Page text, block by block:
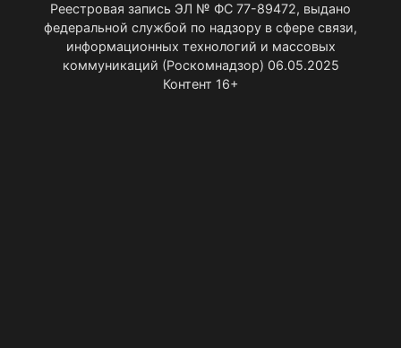
Реестровая запись ЭЛ № ФС 77-89472, выдано
федеральной службой по надзору в сфере связи,
информационных технологий и массовых
коммуникаций (Роскомнадзор) 06.05.2025
Контент 16+